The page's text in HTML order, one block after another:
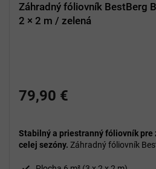
Záhradný fóliovník BestBerg
2 × 2 m / zelená
79,90 €
Stabilný a priestranný fóliovník pre
celej sezóny. Záhradný fóliovník